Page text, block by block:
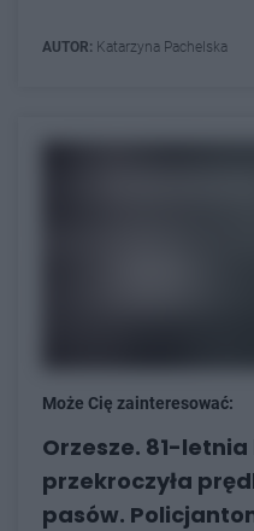
AUTOR: Katarzyna Pachelska
Może Cię zainteresować:
Orzesze. 81-
przekroczyła
pasów.